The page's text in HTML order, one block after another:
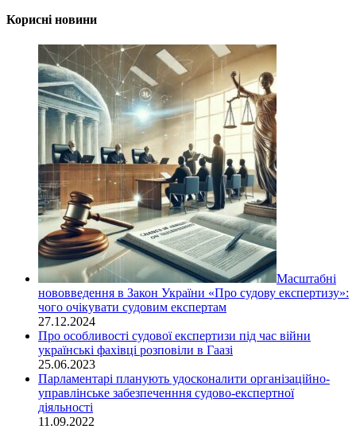
Корисні новини
Масштабні
нововведення в Закон України «Про судову експертизу»:
чого очікувати судовим експертам
27.12.2024
Про особливості судової експертизи під час війни
українські фахівці розповіли в Гаазі
25.06.2023
Парламентарі планують удосконалити організаційно-
управлінське забезпеченння судово-експертної
діяльності
11.09.2022